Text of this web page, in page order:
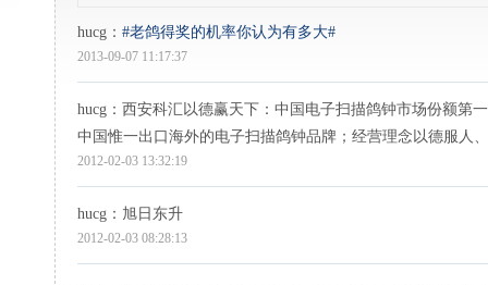
hucg ： #老鸽得奖的机率你认为有多大#
2013-09-07 11:17:37
hucg ：西安科汇以德赢天下：中国电子扫描鸽钟市场份额第
中国惟一出口海外的电子扫描鸽钟品牌；经营理念以德服人
2012-02-03 13:32:19
hucg ：旭日东升
2012-02-03 08:28:13